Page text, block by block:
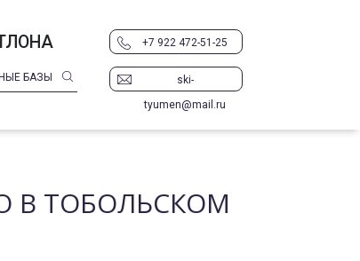
БАЗЫ
+7 922 472-51-25
ski-
tyumen@mail.ru
В ТОБОЛЬСКОМ